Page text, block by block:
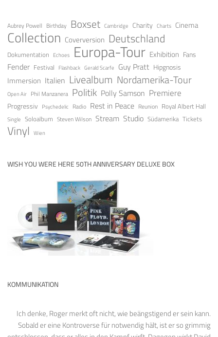
Aubrey Powell Birthday Boxset Cambridge Charity Charts Cinema
Collection Coverversion Deutschland
Dokumentation Echoes Europa-Tour Exhibition Fans
Fender Festival Flashback Gerald Scarfe Guy Pratt Hipgnosis
Immersion Italien Livealbum Nordamerika-Tour
Open Air Phil Manzanera Politik Polly Samson Premiere
Progressiv Psychedelic Radio Rest in Peace Reunion Royal Albert Hall
Single Soloalbum Steven Wilson Stream Studio Südamerika Tickets
Vinyl Wien
WISH YOU WERE HERE 50TH ANNIVERSARY DELUXE BOX
KOMMUNIKATION
Ich denke, Roger merkt oft nicht, wie beängstigend er sein kann.
Sobald er eine Kontroverse für notwendig hält, ist er so grimmig